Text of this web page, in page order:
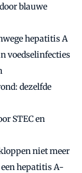
blauwe
hepatitis A
voedselinfecties
dezelfde
STEC en
niet meer
hepatitis A-